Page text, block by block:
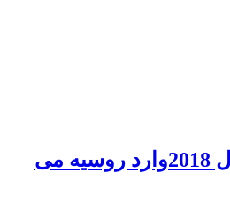
مرسدس بنز از سال 2018وارد روسیه می